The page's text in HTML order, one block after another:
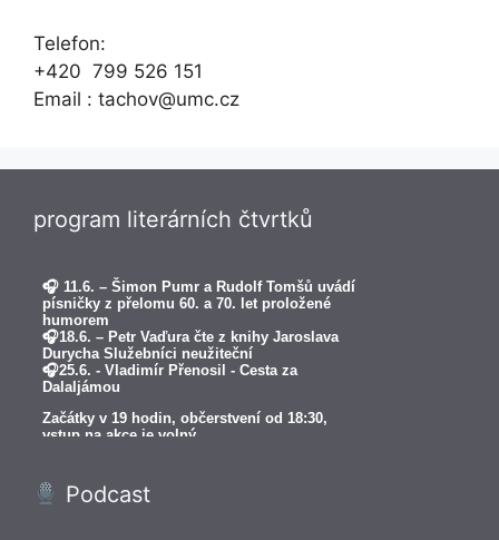
Telefon:
+420 799 526 151
Email : tachov@umc.cz
program literárních čtvrtků
Podcast